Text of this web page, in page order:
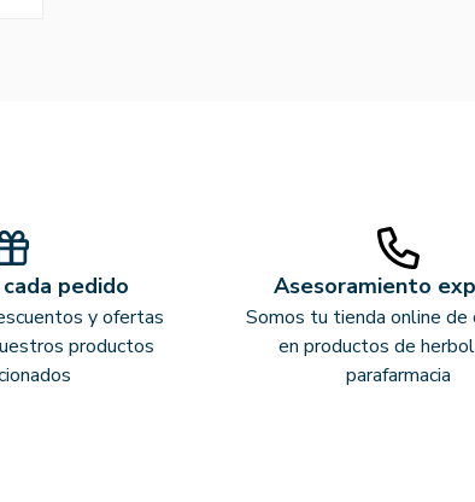
pedido
y ofertas
productos
Asesoramiento
Somos tu tienda online de
en productos de
parafarmacia